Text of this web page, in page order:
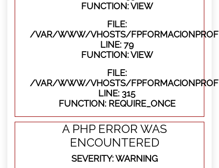
FUNCTION: VIEW
FILE:
/VAR/WWW/VHOSTS/
LINE: 79
FUNCTION: VIEW
FILE:
/VAR/WWW/VHOSTS/
LINE: 315
FUNCTION: REQUIRE_ONCE
A PHP ERROR WAS
ENCOUNTERED
SEVERITY: WARNING